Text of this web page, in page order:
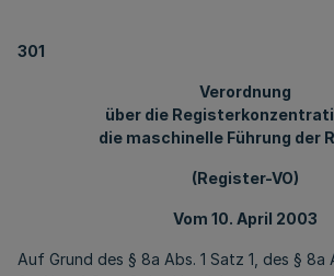
301
Verordnung
über die
die maschinelle Führung der
(Register-VO)
Vom 10. April 2003
Auf Grund des § 8a Abs. 1 Satz 1, des § 8a